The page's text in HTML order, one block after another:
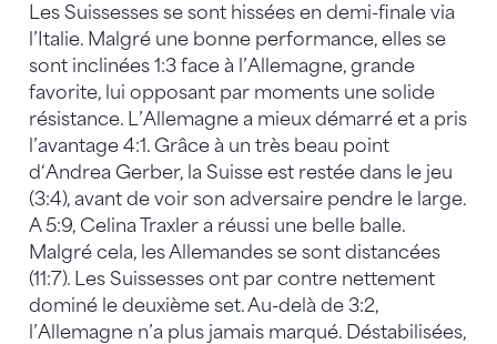
Les Suissesses se sont hissées en demi-finale via
l’Italie. Malgré une bonne performance, elles se
sont inclinées 1:3 face à l’Allemagne, grande
favorite, lui opposant par moments une solide
résistance. L’Allemagne a mieux démarré et a pris
l’avantage 4:1. Grâce à un très beau point
d‘Andrea Gerber, la Suisse est restée dans le jeu
(3:4), avant de voir son adversaire pendre le large.
A 5:9, Celina Traxler a réussi une belle balle.
Malgré cela, les Allemandes se sont distancées
(11:7). Les Suissesses ont par contre nettement
dominé le deuxième set. Au-delà de 3:2,
l’Allemagne n’a plus jamais marqué. Déstabilisées,